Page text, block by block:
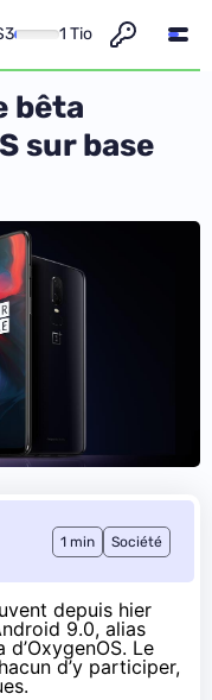
1 Tio
bêta
sur base
1 min Société
depuis hier
9.0, alias
Le
d’y participer,